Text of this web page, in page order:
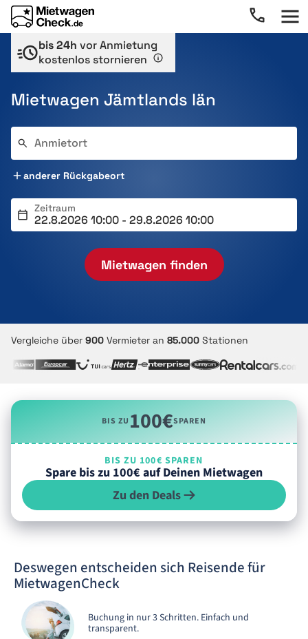
bis 24h vor Anmietung
kostenlos stornieren
Mietwagen Jämtlands län
Anmietort
anderer Rückgabeort
Zeitraum
Mietwagen finden
Vergleiche über 900 Vermieter an 85.000 Stationen
BIS ZU100€SPAREN
BIS ZU 100€ SPAREN
Spare bis zu 100€ auf Deinen Mietwagen
Zu den Deals
Deswegen entscheiden sich Reisende für
MietwagenCheck
Buchung in nur 3 Schritten. Einfach und
transparent.